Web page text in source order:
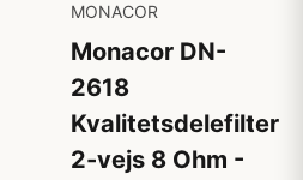
MONACOR
Monacor DN-
2618
Kvalitetsdelefilter
2-vejs 8 Ohm -